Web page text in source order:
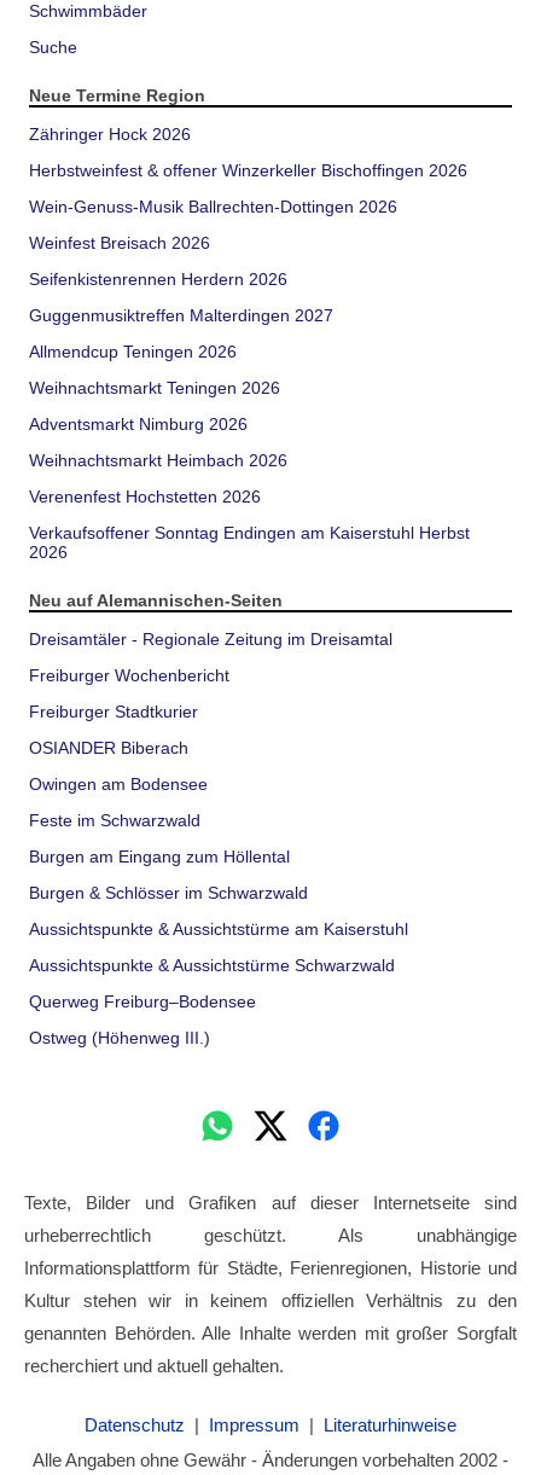
Schwimmbäder
Suche
Neue Termine Region
Zähringer Hock 2026
Herbstweinfest & offener Winzerkeller Bischoffingen 2026
Wein-Genuss-Musik Ballrechten-Dottingen 2026
Weinfest Breisach 2026
Seifenkistenrennen Herdern 2026
Guggenmusiktreffen Malterdingen 2027
Allmendcup Teningen 2026
Weihnachtsmarkt Teningen 2026
Adventsmarkt Nimburg 2026
Weihnachtsmarkt Heimbach 2026
Verenenfest Hochstetten 2026
Verkaufsoffener Sonntag Endingen am Kaiserstuhl Herbst
2026
Neu auf Alemannischen-Seiten
Dreisamtäler - Regionale Zeitung im Dreisamtal
Freiburger Wochenbericht
Freiburger Stadtkurier
OSIANDER Biberach
Owingen am Bodensee
Feste im Schwarzwald
Burgen am Eingang zum Höllental
Burgen & Schlösser im Schwarzwald
Aussichtspunkte & Aussichtstürme am Kaiserstuhl
Aussichtspunkte & Aussichtstürme Schwarzwald
Querweg Freiburg–Bodensee
Ostweg (Höhenweg III.)
Texte, Bilder und Grafiken auf dieser Internetseite sind
urheberrechtlich geschützt. Als unabhängige
Informationsplattform für Städte, Ferienregionen, Historie und
Kultur stehen wir in keinem offiziellen Verhältnis zu den
genannten Behörden. Alle Inhalte werden mit großer Sorgfalt
recherchiert und aktuell gehalten.
Datenschutz | Impressum | Literaturhinweise
Alle Angaben ohne Gewähr - Änderungen vorbehalten 2002 -